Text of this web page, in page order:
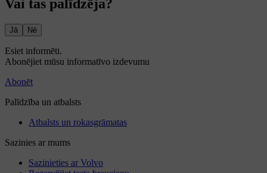
Vai tas palīdzēja?
Jā Nē